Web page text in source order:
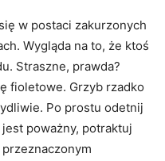
w postaci zakurzonych
Wygląda na to, że ktoś
Straszne, prawda?
fioletowe. Grzyb rzadko
Po prostu odetnij
poważny, potraktuj